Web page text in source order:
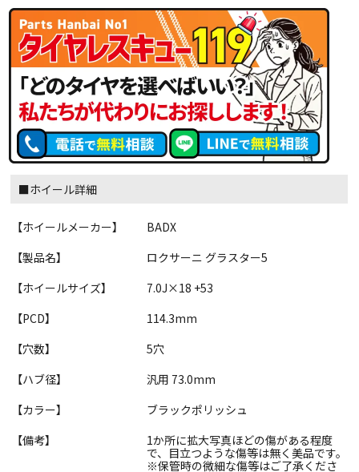
■ホイール詳細
【ホイールメーカー】
BADX
【製品名】
ロクサーニ グラスター5
【ホイールサイズ】
7.0J×18 +53
【PCD】
114.3mm
【穴数】
5穴
【ハブ径】
汎用 73.0mm
【カラー】
ブラックポリッシュ
【備考】
1か所に拡大写真ほどの傷がある程度
で、目立つような傷等は無く美品です。
※保管時の微細な傷等はご了承くださ